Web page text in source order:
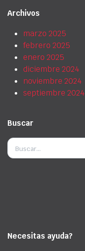
Archivos
marzo 2025
febrero 2025
enero 2025
diciembre 2024
noviembre 2024
septiembre 2024
Buscar
Necesitas ayuda?